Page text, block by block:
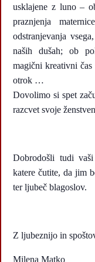
usklajene z luno –
praznjenja
odstranjevanja
naših dušah; ob
magični kreativni
otrok …
Dovolimo si spet
razcvet svoje
Dobrodošli tudi
katere čutite, da jim
ter ljubeč blagoslov.
Z ljubeznijo in
Milena Matko